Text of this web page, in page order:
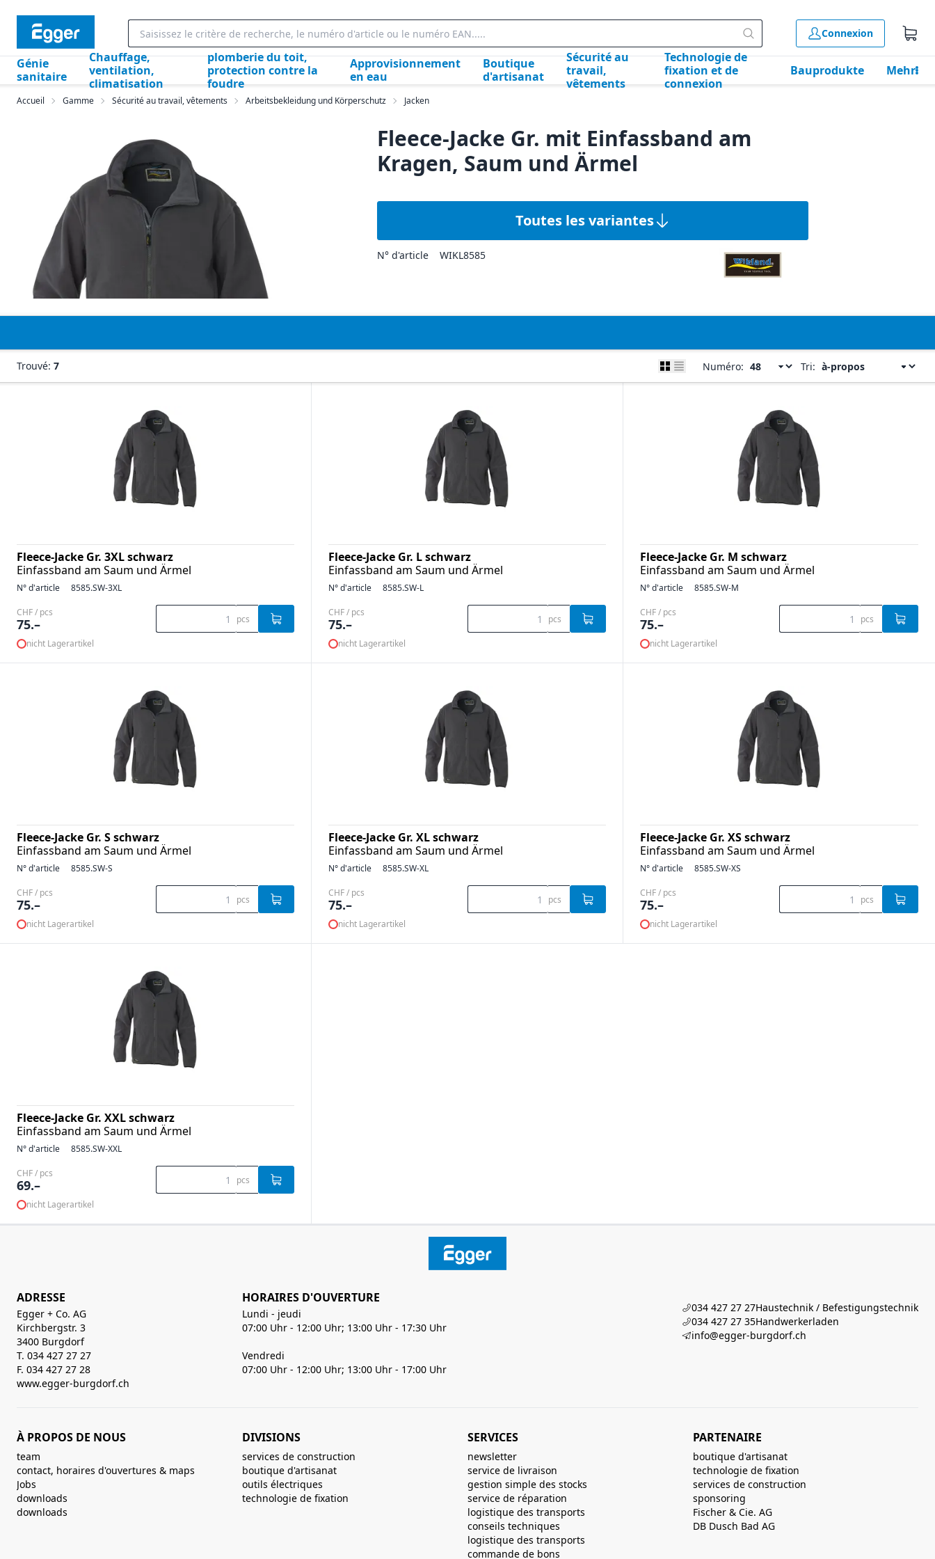
Connexion
Génie
sanitaire
Chauffage,
ventilation,
climatisation
plomberie du toit,
protection contre la
foudre
Approvisionnement
en eau
Boutique
d'artisanat
Sécurité au
travail,
vêtements
Technologie de
fixation et de
connexion
Bauprodukte Mehr
Accueil Gamme Sécurité au travail, vêtements Arbeitsbekleidung und Körperschutz Jacken
Fleece-Jacke Gr. mit Einfassband am
Kragen, Saum und Ärmel
Toutes les variantes
N° d'article WIKL8585
Trouvé: 7 Numéro: Tri:
Fleece-Jacke Gr. 3XL schwarz
Einfassband am Saum und Ärmel
N° d'article 8585.SW-3XL
CHF / pcs
75.– pcs
nicht Lagerartikel
Fleece-Jacke Gr. L schwarz
Einfassband am Saum und Ärmel
N° d'article 8585.SW-L
CHF / pcs
75.– pcs
nicht Lagerartikel
Fleece-Jacke Gr. M schwarz
Einfassband am Saum und Ärmel
N° d'article 8585.SW-M
CHF / pcs
75.– pcs
nicht Lagerartikel
Fleece-Jacke Gr. S schwarz
Einfassband am Saum und Ärmel
N° d'article 8585.SW-S
CHF / pcs
75.– pcs
nicht Lagerartikel
Fleece-Jacke Gr. XL schwarz
Einfassband am Saum und Ärmel
N° d'article 8585.SW-XL
CHF / pcs
75.– pcs
nicht Lagerartikel
Fleece-Jacke Gr. XS schwarz
Einfassband am Saum und Ärmel
N° d'article 8585.SW-XS
CHF / pcs
75.– pcs
nicht Lagerartikel
Fleece-Jacke Gr. XXL schwarz
Einfassband am Saum und Ärmel
N° d'article 8585.SW-XXL
CHF / pcs
69.– pcs
nicht Lagerartikel
ADRESSE
Egger + Co. AG
Kirchbergstr. 3
3400 Burgdorf
T. 034 427 27 27
F. 034 427 27 28
www.egger-burgdorf.ch
HORAIRES D'OUVERTURE
Lundi - jeudi
07:00 Uhr - 12:00 Uhr; 13:00 Uhr - 17:30 Uhr
Vendredi
07:00 Uhr - 12:00 Uhr; 13:00 Uhr - 17:00 Uhr
034 427 27 27Haustechnik / Befestigungstechnik
034 427 27 35Handwerkerladen
info@egger-burgdorf.ch
À PROPOS DE NOUS
team
contact, horaires d'ouvertures & maps
Jobs
downloads
downloads
DIVISIONS
services de construction
boutique d'artisanat
outils électriques
technologie de fixation
SERVICES
newsletter
service de livraison
gestion simple des stocks
service de réparation
logistique des transports
conseils techniques
logistique des transports
commande de bons
PARTENAIRE
boutique d'artisanat
technologie de fixation
services de construction
sponsoring
Fischer & Cie. AG
DB Dusch Bad AG